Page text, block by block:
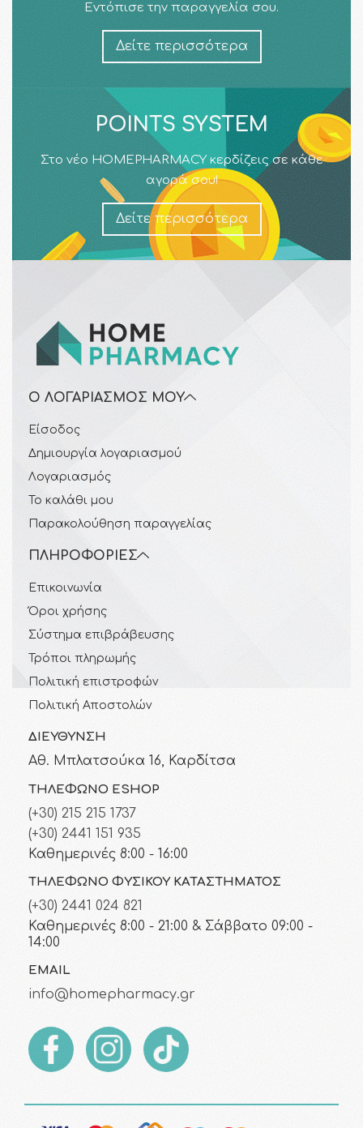
Εντόπισε την παραγγελία σου.
Δείτε περισσότερα
POINTS SYSTEM
Στο νέο HOMEPHARMACY κερδίζεις σε κάθε
αγορά σου!
Δείτε περισσότερα
Ο ΛΟΓΑΡΙΑΣΜΌΣ ΜΟΥ
Είσοδος
Δημιουργία λογαριασμού
Λογαριασμός
Το καλάθι μου
Παρακολούθηση παραγγελίας
ΠΛΗΡΟΦΟΡΊΕΣ
Επικοινωνία
Όροι χρήσης
Σύστημα επιβράβευσης
Τρόποι πληρωμής
Πολιτική επιστροφών
Πολιτική Αποστολών
ΔΙΕΎΘΥΝΣΗ
Αθ. Μπλατσούκα 16, Καρδίτσα
ΤΗΛΈΦΩΝΟ ESHOP
(+30) 215 215 1737
(+30) 2441 151 935
Καθημερινές 8:00 - 16:00
ΤΗΛΈΦΩΝΟ ΦΥΣΙΚΟΎ ΚΑΤΑΣΤΉΜΑΤΟΣ
(+30) 2441 024 821
Καθημερινές 8:00 - 21:00 & Σάββατο 09:00 -
14:00
EMAIL
info@homepharmacy.gr